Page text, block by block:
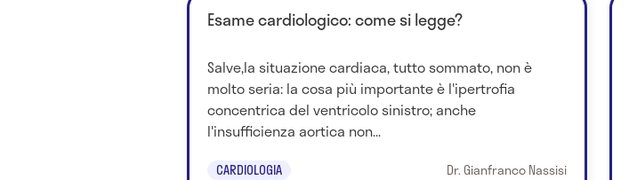
Esame cardiologico: come si legge?
Salve,la situazione cardiaca, tutto sommato, non è
molto seria: la cosa più importante è l'ipertrofia
concentrica del ventricolo sinistro; anche
l'insufficienza aortica non...
CARDIOLOGIA Dr. Gianfranco Nassisi